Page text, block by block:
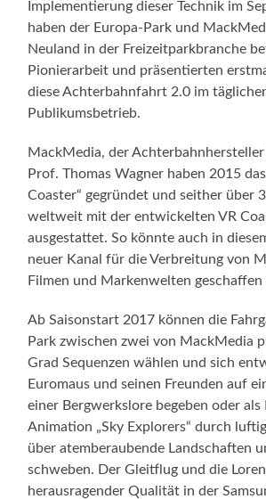
Implementierung dieser Technik im
haben der Europa-Park und
Neuland in der Freizeitparkbranche
Pionierarbeit und präsentierten
diese Achterbahnfahrt 2.0 im
Publikumsbetrieb.
MackMedia, der
Prof. Thomas Wagner haben 2015
Coaster“ gegründet und seither über
weltweit mit der entwickelten VR
ausgestattet. So könnte auch in
neuer Kanal für die Verbreitung von
Filmen und Markenwelten geschaffen
Ab Saisonstart 2017 können die
Park zwischen zwei von MackMedia
Grad Sequenzen wählen und sich
Euromaus und seinen Freunden auf
einer Bergwerkslore begeben oder
Animation „Sky Explorers“ durch
über atemberaubende Landschaften
schweben. Der Gleitflug und die
herausragender Qualität in der